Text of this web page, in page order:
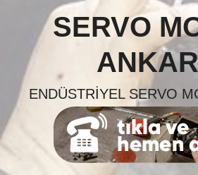
SERVO
ENDÜSTRIYEL SERVO